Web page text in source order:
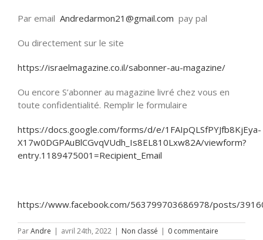
Par email Andredarmon21@gmail.com pay pal
Ou directement sur le site
https://israelmagazine.co.il/sabonner-au-magazine/
Ou encore S’abonner au magazine livré chez vous en
toute confidentialité. Remplir le formulaire
https://docs.google.com/forms/d/e/1FAIpQLSfPYJfb8KjEya-
X17w0DGPAuBlCGvqVUdh_Is8EL810Lxw82A/viewform?
entry.1189475001=Recipient_Email
https://www.facebook.com/563799703686978/posts/
ParAndre | avril 24th, 2022 | Non classé | 0 commentaire